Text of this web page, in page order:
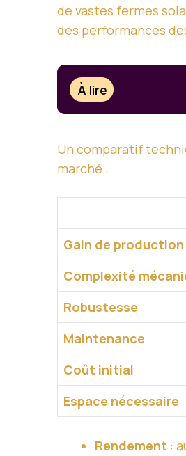
de vastes fermes
des performances
À lire
Un comparatif
marché :
Gain de production
Complexité
Robustesse
Maintenance
Coût initial
Espace nécessaire
Rendement :